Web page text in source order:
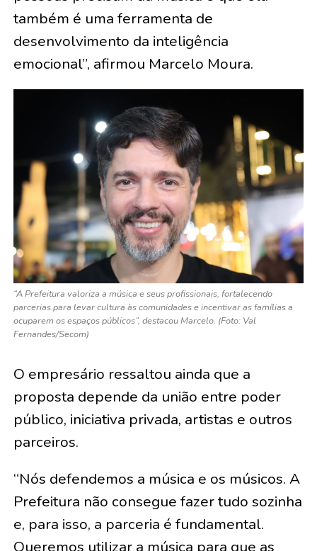
também é uma ferramenta de
desenvolvimento da inteligência
emocional”, afirmou Marcelo Moura.
“A Prefeitura valoriza a música e seus profissionais, fortalecendo
parcerias para levar cultura às comunidades e incentivar as famílias a
ocuparem os espaços públicos”, destacou Marcelo. (Foto: Val
Fernandes/Secom)
O empresário ressaltou ainda que a
proposta depende da união entre poder
público, iniciativa privada, artistas e outros
parceiros.
“Nós defendemos a música e os músicos. A
Prefeitura não consegue fazer tudo sozinha
e, para isso, a parceria é fundamental.
Queremos utilizar a música para que as